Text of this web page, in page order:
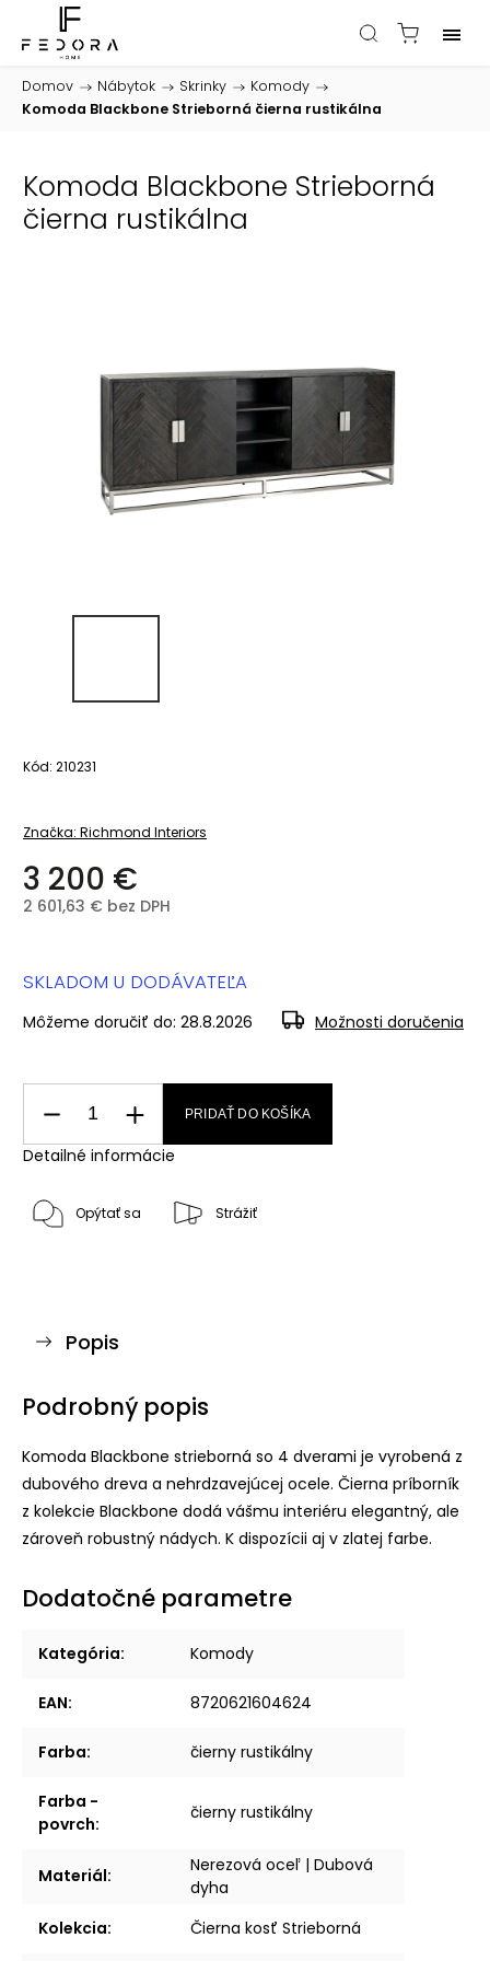
Domov / Nábytok / Skrinky / Komody /
Komoda Blackbone Strieborná čierna rustikálna
Komoda Blackbone Strieborná
čierna rustikálna
Kód: 210231
Značka: Richmond Interiors
3 200 €
2 601,63 € bez DPH
SKLADOM U DODÁVATEĽA
Môžeme doručiť do: 28.8.2026 Možnosti doručenia
PRIDAŤ DO KOŠÍKA
Detailné informácie
Opýtať sa Strážiť
Popis
Podrobný popis
Komoda Blackbone strieborná so 4 dverami je vyrobená z
dubového dreva a nehrdzavejúcej ocele. Čierna príborník
z kolekcie Blackbone dodá vášmu interiéru elegantný, ale
zároveň robustný nádych. K dispozícii aj v zlatej farbe.
Dodatočné parametre
Kategória: Komody
EAN: 8720621604624
Farba: čierny rustikálny
Farba -
povrch:
čierny rustikálny
Materiál:
Nerezová oceľ | Dubová
dyha
Kolekcia: Čierna kosť Strieborná